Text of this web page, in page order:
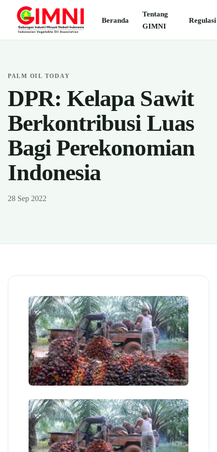
Beranda
Tentang
GIMNI
Regulasi
PALM OIL TODAY
DPR: Kelapa Sawit
Berkontribusi Luas
Bagi Perekonomian
Indonesia
28 Sep 2022